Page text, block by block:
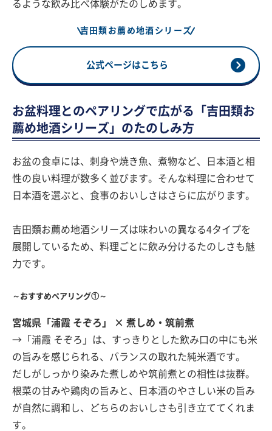
るような飲み比べ体験がたのしめます。
吉田類お薦め地酒シリーズ
公式ページはこちら
お盆料理とのペアリングで広がる「吉田類お
薦め地酒シリーズ」のたのしみ方
お盆の食卓には、刺身や焼き魚、煮物など、日本酒と相
性の良い料理が数多く並びます。そんな料理に合わせて
日本酒を選ぶと、食事のおいしさはさらに広がります。
吉田類お薦め地酒シリーズは味わいの異なる4タイプを
展開しているため、料理ごとに飲み分けるたのしさも魅
力です。
～おすすめペアリング①～
宮城県「浦霞 そぞろ」 × 煮しめ・筑前煮
→「浦霞 そぞろ」は、すっきりとした飲み口の中にも米
の旨みを感じられる、バランスの取れた純米酒です。
だしがしっかり染みた煮しめや筑前煮との相性は抜群。
根菜の甘みや鶏肉の旨みと、日本酒のやさしい米の旨み
が自然に調和し、どちらのおいしさも引き立ててくれま
す。